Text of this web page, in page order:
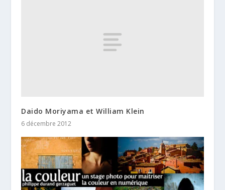
Daido Moriyama et William Klein
6 décembre 2012